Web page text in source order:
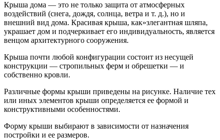
Крыша дома — это не только защита от атмосфер­ных
воздействий (снега, дождя, солнца, ветра и т. д.), но и
внешний вид дома. Красивая крыша, как»злегантная шляпа,
украшает дом и подчеркивает его индивидуаль­ность, является
венцом архитектурного сооружения.
Крыша почти любой конфигурации состоит из несу­щей
конструкции — стропильных ферм и обрешетки — и
собственно кровли.
Различные формы крыши приведены на рисунке. На­личие тех
или иных элементов крыши определяется ее формой и
конструктивными особенностями.
Форму крыши выбирают в зависимости от назначе­ния
постройки и ее размеров.